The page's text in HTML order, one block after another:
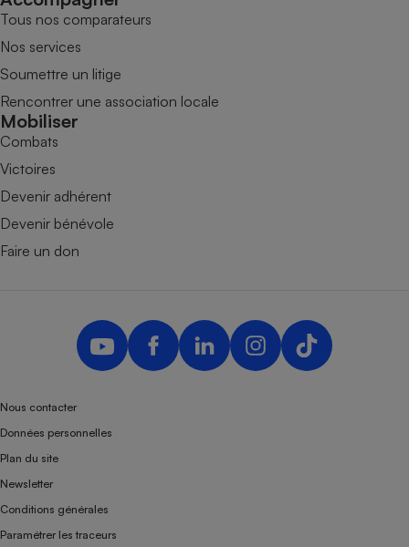
Tous nos comparateurs
Nos services
Soumettre un litige
Rencontrer une association locale
Mobiliser
Combats
Victoires
Devenir adhérent
Devenir bénévole
Faire un don
Nous contacter
Données personnelles
Plan du site
Newsletter
Conditions générales
Paramétrer les traceurs